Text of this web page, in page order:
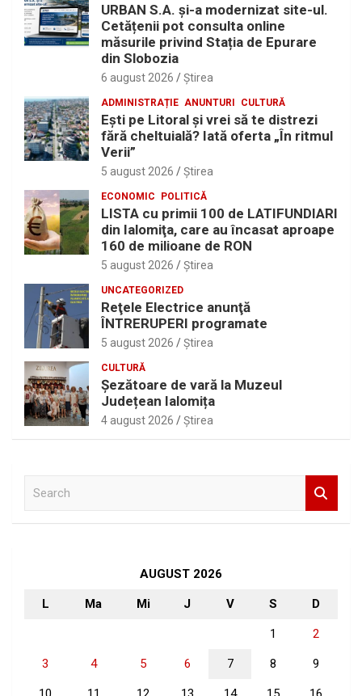
URBAN S.A. și-a modernizat site-ul.
Cetățenii pot consulta online
măsurile privind Stația de Epurare
din Slobozia
6 august 2026 Ştirea
ADMINISTRAȚIE ANUNTURI CULTURĂ
Eşti pe Litoral şi vrei să te distrezi
fără cheltuială? Iată oferta „În ritmul
Verii”
5 august 2026 Ştirea
ECONOMIC POLITICĂ
LISTA cu primii 100 de LATIFUNDIARI
din Ialomiţa, care au încasat aproape
160 de milioane de RON
5 august 2026 Ştirea
UNCATEGORIZED
Reţele Electrice anunţă
ÎNTRERUPERI programate
5 august 2026 Ştirea
CULTURĂ
Șezătoare de vară la Muzeul
Județean Ialomița
4 august 2026 Ştirea
AUGUST 2026
L Ma Mi J V S D
1 2
3 4 5 6 7 8 9